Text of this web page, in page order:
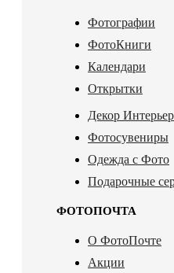
Фотографии
ФотоКниги
Календари
Открытки
Декор
Фотосувениры
Одежда с Фото
Подарочные
ФОТОПОЧТА
О ФотоПочте
Акции